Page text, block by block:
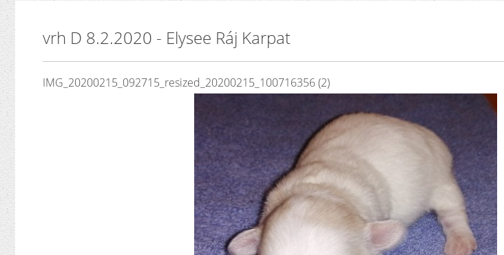
vrh D 8.2.2020 - Elysee Ráj Karpat
IMG_20200215_092715_resized_20200215_100716356 (2)